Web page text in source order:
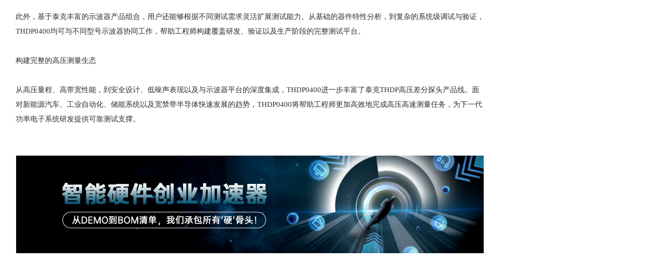
此外，基于泰克丰富的示波器产品组合，用户还能够根据不同测试需求灵活扩展测试能力。从基础的器件特性分析，到复杂的系统级调试与验证，
THDP0400均可与不同型号示波器协同工作，帮助工程师构建覆盖研发、验证以及生产阶段的完整测试平台。
构建完整的高压测量生态
从高压量程、高带宽性能，到安全设计、低噪声表现以及与示波器平台的深度集成，THDP0400进一步丰富了泰克THDP高压差分探头产品线。面
对新能源汽车、工业自动化、储能系统以及宽禁带半导体快速发展的趋势，THDP0400将帮助工程师更加高效地完成高压高速测量任务，为下一代
功率电子系统研发提供可靠测试支撑。